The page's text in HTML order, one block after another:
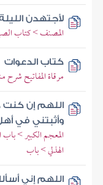
لأجتهدن
المصنف > كتاب
كتاب الدعوات
مرقاة المفاتيح
اللهم إن
وأثبتني في
المعجم الكبير >
الهذلي > باب
اللهم إني